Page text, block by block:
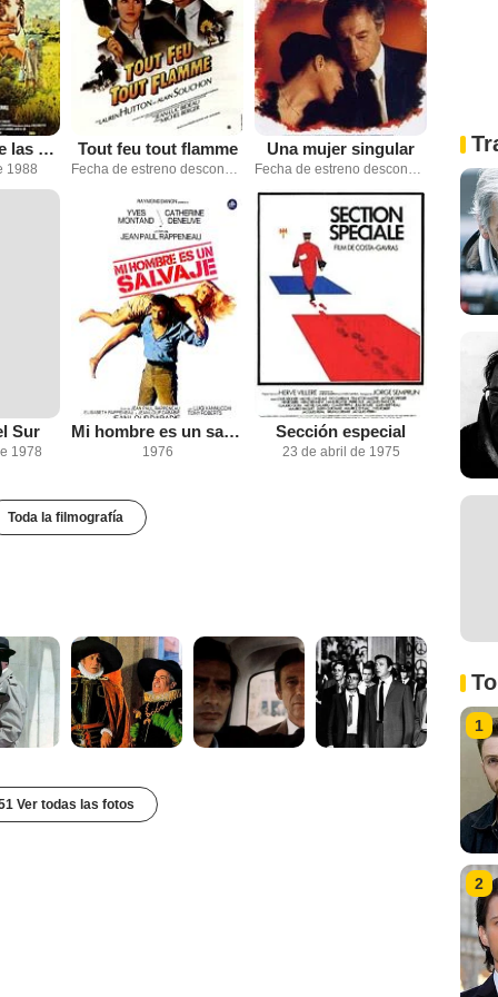
El manantial de las colinas
1988
Tout feu tout flamme Una mujer singular
Sur
1978
Mi hombre es un salvaje
1976
Sección especial
23 de abril de 1975
Toda la filmografía
Ver todas las fotos
1
2